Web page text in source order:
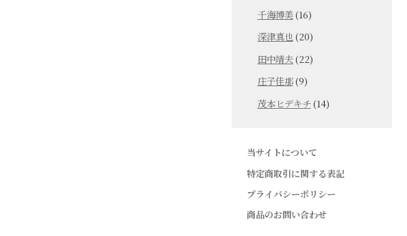
千海博美(16)
深津真也 (20)
田中靖夫(22)
庄子佳那(9)
茂本ヒデキチ(14)
当サイトについて
特定商取引に関する表記
プライバシーポリシー
商品のお問い合わせ